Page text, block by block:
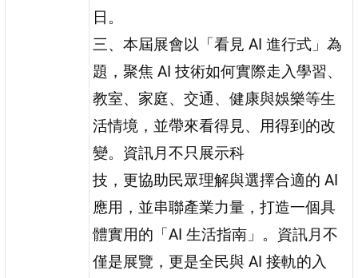
日。
三、本屆展會以「看見 AI 進行式」為
題，聚焦 AI 技術如何實際走入學習、
教室、家庭、交通、健康與娛樂等生
活情境，並帶來看得見、用得到的改
變。資訊月不只展示科
技，更協助民眾理解與選擇合適的 AI
應用，並串聯產業力量，打造一個具
體實用的「AI 生活指南」。資訊月不
僅是展覽，更是全民與 AI 接軌的入